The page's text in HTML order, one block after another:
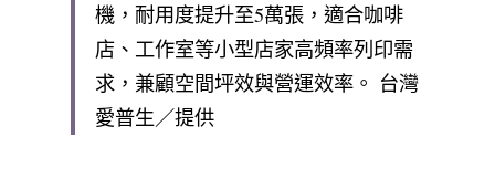
機，耐用度提升至5萬張，適合咖啡
店、工作室等小型店家高頻率列印需
求，兼顧空間坪效與營運效率。 台灣
愛普生／提供